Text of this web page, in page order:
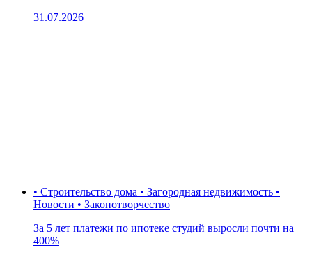
31.07.2026
• Строительство дома • Загородная недвижимость •
Новости • Законотворчество
За 5 лет платежи по ипотеке студий выросли почти на
400%